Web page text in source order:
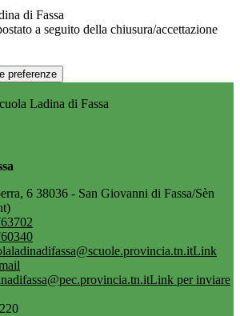
di Fassa
a seguito della chiusura/accettazione
preferenze
Ladina di Fassa
6 38036 - San Giovanni di Fassa/Sèn
Link
Link per inviare